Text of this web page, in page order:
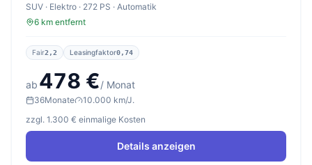
SUV · Elektro · 272 PS · Automatik
6 km entfernt
Fair2,2 Leasingfaktor0,74
ab 478 €/ Monat
36Monate
10.000 km/J.
zzgl. 1.300 € einmalige Kosten
Details anzeigen